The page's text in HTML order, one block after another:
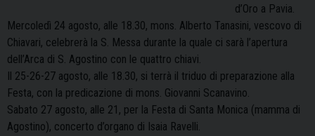
d’Oro a Pavia.
Mercoledì 24 agosto, alle 18.30, mons. Alberto Tanasini, vescovo di
Chiavari, celebrerà la S. Messa durante la quale ci sarà l’apertura
dell’Arca di S. Agostino con le quattro chiavi.
Il 25-26-27 agosto, alle 18.30, si terrà il triduo di preparazione alla
Festa, con la predicazione di mons. Giovanni Scanavino.
Sabato 27 agosto, alle 21, per la Festa di Santa Monica (mamma di
Agostino), concerto d’organo di Isaia Ravelli.